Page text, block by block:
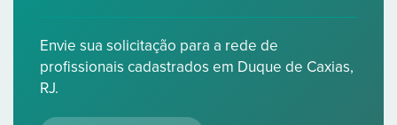
Envie sua solicitação para a rede de
profissionais cadastrados em Duque de Caxias,
RJ.